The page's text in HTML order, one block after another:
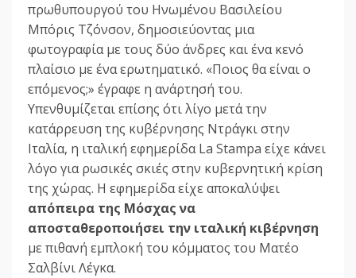
πρωθυπουργού του Ηνωμένου Βασιλείου
Μπόρις Τζόνσον, δημοσιεύοντας μια
φωτογραφία με τους δύο άνδρες και ένα κενό
πλαίσιο με ένα ερωτηματικό. «Ποιος θα είναι ο
επόμενος;» έγραφε η ανάρτησή του.
Υπενθυμίζεται επίσης ότι λίγο μετά την
κατάρρευση της κυβέρνησης Ντράγκι στην
Ιταλία, η ιταλική εφημερίδα La Stampa είχε κάνει
λόγο για ρωσικές σκιές στην κυβερνητική κρίση
της χώρας. Η εφημερίδα είχε αποκαλύψει
απόπειρα της Μόσχας να
αποσταθεροποιήσει την ιταλική κιβέρνηση
με πιθανή εμπλοκή του κόμματος του Ματέο
Σαλβίνι Λέγκα.